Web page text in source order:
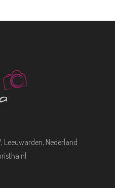
Leeuwarden, Nederland